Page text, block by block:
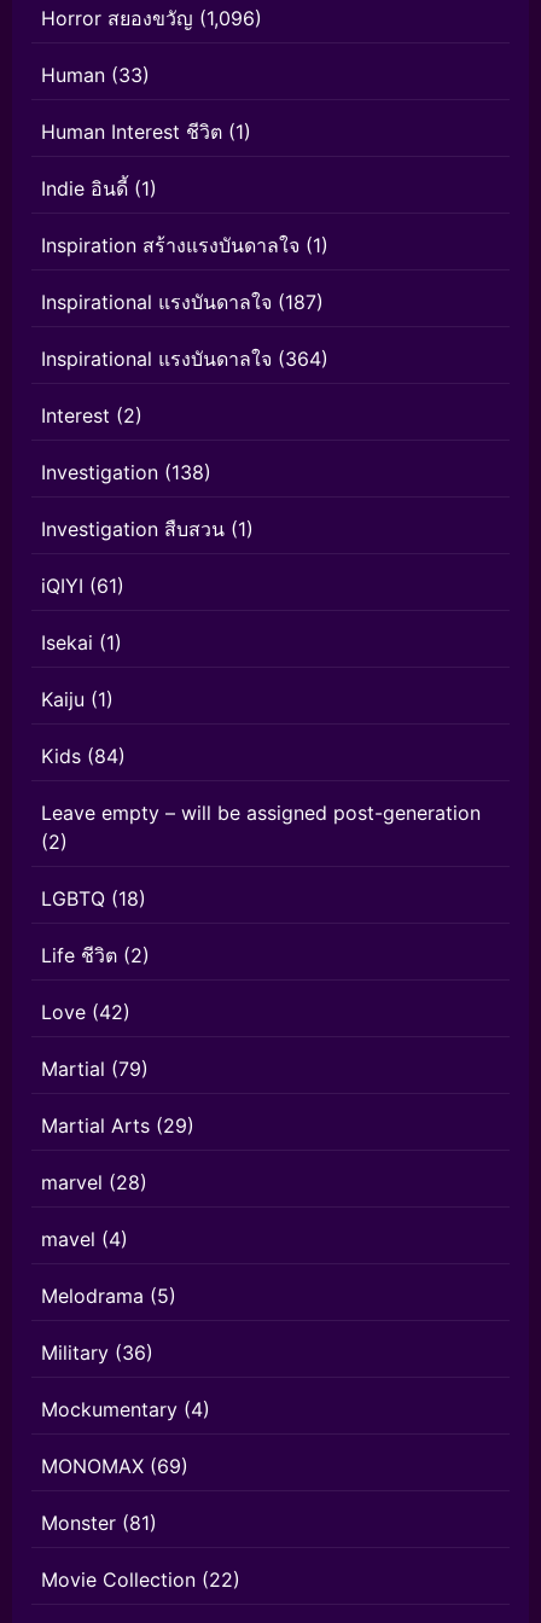
Horror สยองขวัญ (1,096)
Human (33)
Human Interest ชีวิต (1)
Indie อินดี้ (1)
Inspiration สร้างแรงบันดาลใจ (1)
Inspirational แรงบันดาลใจ (187)
Inspirational แรงบันดาลใจ (364)
Interest (2)
Investigation (138)
Investigation สืบสวน (1)
iQIYI (61)
Isekai (1)
Kaiju (1)
Kids (84)
Leave empty – will be assigned post-generation
(2)
LGBTQ (18)
Life ชีวิต (2)
Love (42)
Martial (79)
Martial Arts (29)
marvel (28)
mavel (4)
Melodrama (5)
Military (36)
Mockumentary (4)
MONOMAX (69)
Monster (81)
Movie Collection (22)